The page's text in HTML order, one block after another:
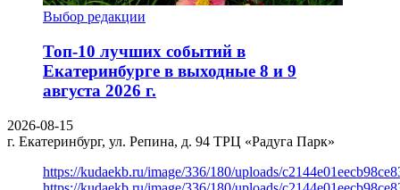
Выбор редакции
Топ-10 лучших событий в
Екатеринбурге в выходные 8 и 9
августа 2026 г.
2026-08-15
г. Екатеринбург, ул. Репина, д. 94 ТРЦ «Радуга Парк»
https://kudaekb.ru/image/336/180/uploads/